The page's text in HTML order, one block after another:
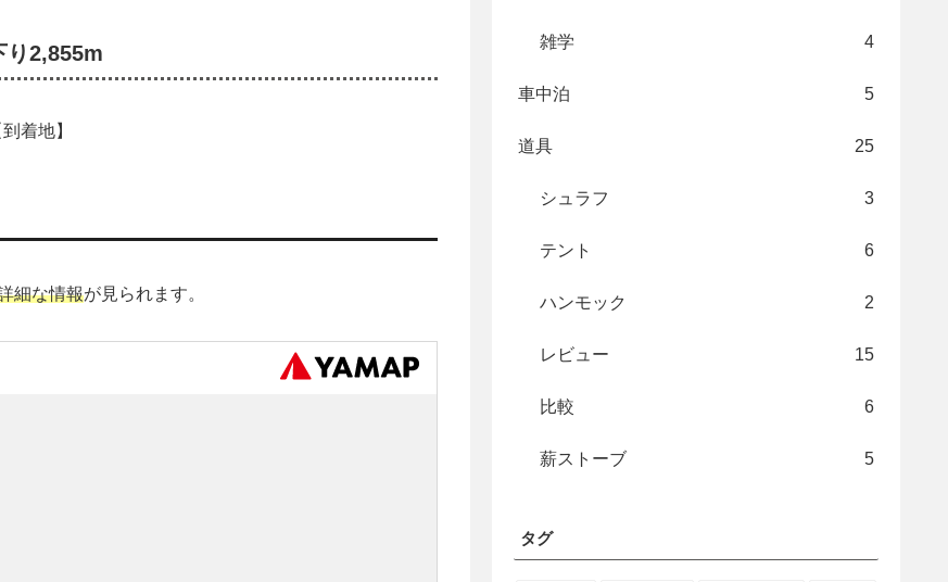
2,855m
着地】
細な情報が見られます。
雑学 4
車中泊 5
道具 25
シュラフ 3
テント 6
ハンモック 2
レビュー 15
比較 6
薪ストーブ 5
タグ